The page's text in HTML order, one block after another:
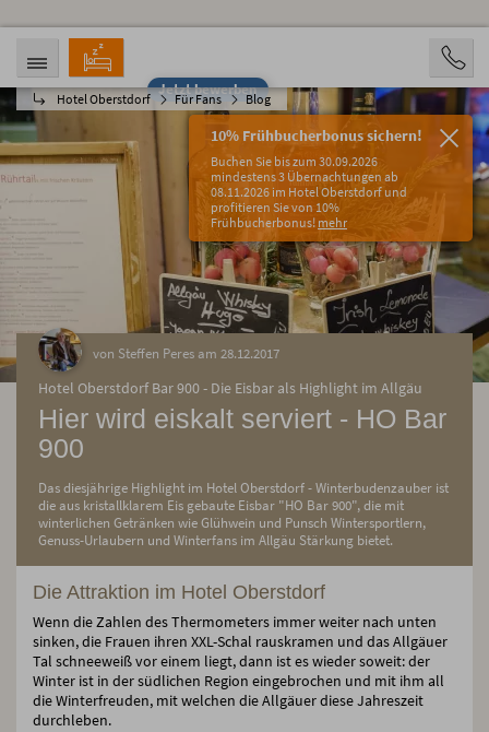
Jetzt bewerben
Hotel Oberstdorf Für Fans Blog
10% Frühbucherbonus sichern!
Buchen Sie bis zum 30.09.2026
mindestens 3 Übernachtungen ab
08.11.2026 im Hotel Oberstdorf und
profitieren Sie von 10%
Frühbucherbonus! mehr
ANREISE
07.08.2026
ABREISE
12.08.2026
PERSONEN
2 Personen
von Steffen Peres am 28.12.2017
Hotel Oberstdorf Bar 900 - Die Eisbar als Highlight im Allgäu
Hier wird eiskalt serviert - HO Bar
900
Das diesjährige Highlight im Hotel Oberstdorf - Winterbudenzauber ist
die aus kristallklarem Eis gebaute Eisbar "HO Bar 900", die mit
winterlichen Getränken wie Glühwein und Punsch Wintersportlern,
Genuss-Urlaubern und Winterfans im Allgäu Stärkung bietet.
Die Attraktion im Hotel Oberstdorf
Wenn die Zahlen des Thermometers immer weiter nach unten
sinken, die Frauen ihren XXL-Schal rauskramen und das Allgäuer
Tal schneeweiß vor einem liegt, dann ist es wieder soweit: der
Winter ist in der südlichen Region eingebrochen und mit ihm all
die Winterfreuden, mit welchen die Allgäuer diese Jahreszeit
durchleben.